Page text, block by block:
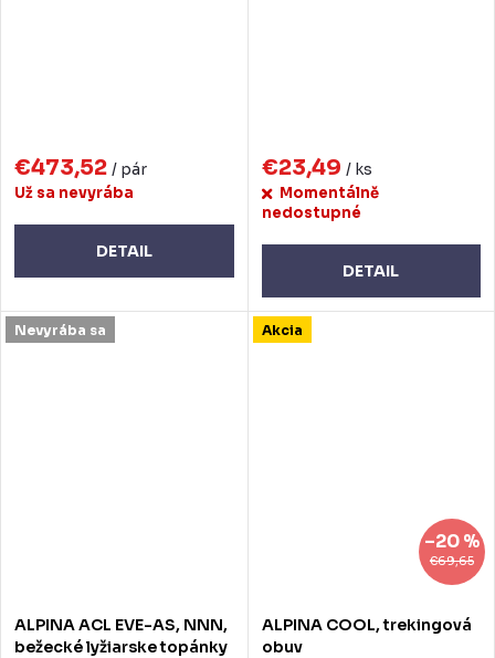
€473,52 / pár
Už sa nevyrába
DETAIL
€23,49 / ks
Momentálně
nedostupné
DETAIL
Nevyrába sa
ALPINA ACL EVE-AS, NNN,
bežecké lyžiarske topánky
Akcia
€69,65
–20 %
ALPINA COOL, trekingová
obuv